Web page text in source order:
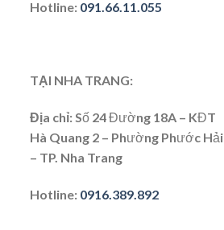
Hotline: 091.66.11.055
TẠI NHA TRANG:
Địa chỉ: Số 24 Đường 18A – KĐT
Hà Quang 2 – Phường Phước Hải
– TP. Nha Trang
Hotline: 0916.389.892